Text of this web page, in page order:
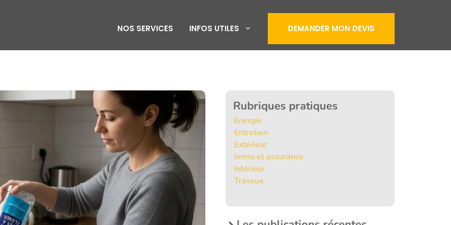
NOS SERVICES INFOS UTILES DEMANDER MON DEVIS
Rubriques pratiques
Energie
Entretien
Extérieur
Immo et assurance
Intérieur
Travaux